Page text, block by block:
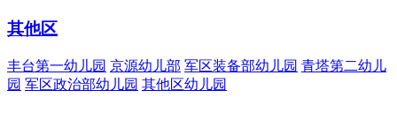
其他区
丰台第一幼儿园 京源幼儿部 军区装备部幼儿园 青塔第二幼儿
园 军区政治部幼儿园 其他区幼儿园